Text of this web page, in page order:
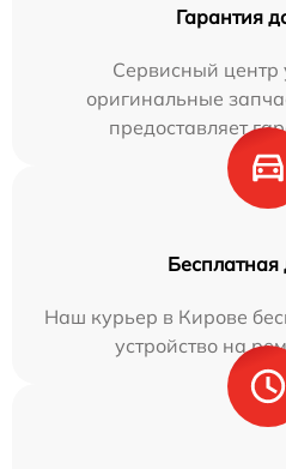
Гарантия
Сервисный центр
оригинальные
предоставляет
Бесплатная
Наш курьер в Кирове
устройство на